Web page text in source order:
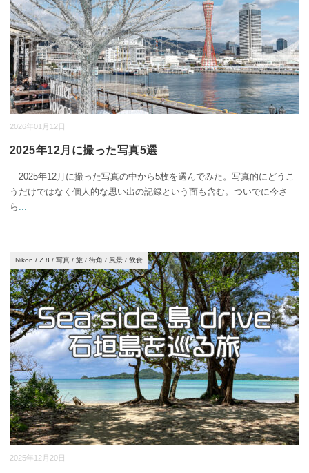
2026年01月12日
2025年12月に撮った写真5選
2025年12月に撮った写真の中から5枚を選んでみた。写真的にどうこ
うだけではなく個人的な思い出の記録という面も含む。ついでに今さ
ら ...
2025年12月20日
Nikon / Z 8 / 写真 / 旅 / 街角 / 風景 / 飲食